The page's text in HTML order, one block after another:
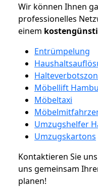
Wir können Ihnen
professionelles
einem
Entrümpelung
Möbellift
Möbeltaxi
Umzugshelfer
Umzugskartons
Kontaktieren Sie
uns gemeinsam
planen!